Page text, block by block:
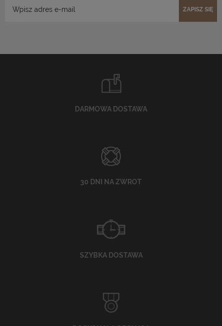
ZAPISZ SIĘ
DARMOWA DOSTAWA
30 DNI NA ZWROT
SZYBKA DOSTAWA